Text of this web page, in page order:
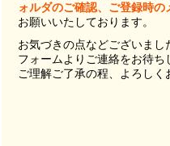
ォルダのご確認、ご登録時
お願いいたしております。
お気づきの点などございま
フォームよりご連絡をお待ち
ご理解ご了承の程、よろし